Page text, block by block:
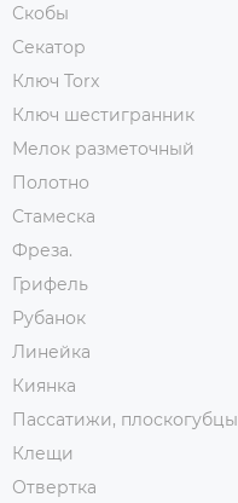
Скобы
Секатор
Ключ Torx
Ключ шестигранник
Мелок разметочный
Полотно
Стамеска
Фреза.
Грифель
Рубанок
Линейка
Киянка
Пассатижи, плоскогубцы
Клещи
Отвертка